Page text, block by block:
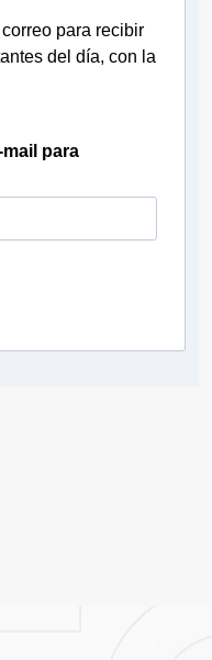
para recibir
del día, con la
para